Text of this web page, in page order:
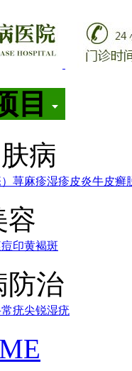
目
病
荨麻疹湿疹皮炎牛皮癣
容
痘印黄褐斑
防治
疣尖锐湿疣